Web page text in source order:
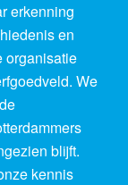
erkenning
en
organisatie
We
blijft.
kennis